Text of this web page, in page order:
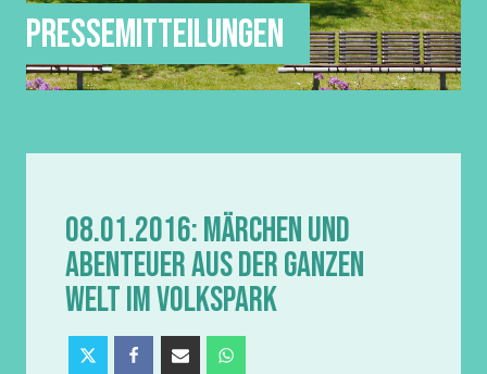
PRESSEMITTEILUNGEN
08.01.2016: MÄRCHEN UND
ABENTEUER AUS DER GANZEN
WELT IM VOLKSPARK